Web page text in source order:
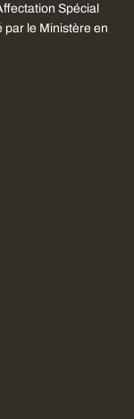
Spécial
par le Ministère en